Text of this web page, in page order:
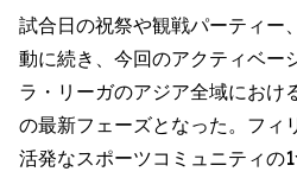
試合日の祝祭や観戦パーティー
動に続き、今回のアクティベー
ラ・リーガのアジア全域におけ
の最新フェーズとなった。フィ
活発なスポーツコミュニティの1